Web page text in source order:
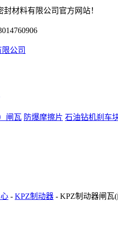
材料有限公司官方网站！
公司
闸瓦 防爆摩擦片 石油钻机刹车
- KPZ制动器 - KPZ制动器闸瓦